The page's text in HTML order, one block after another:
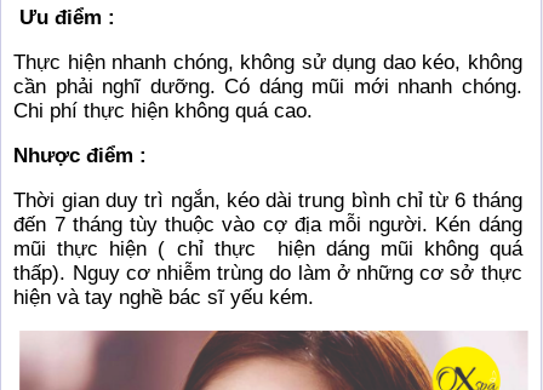
Ưu điểm :
Thực hiện nhanh chóng, không sử dụng dao kéo, không
cần phải nghĩ dưỡng. Có dáng mũi mới nhanh chóng.
Chi phí thực hiện không quá cao.
Nhược điểm :
Thời gian duy trì ngắn, kéo dài trung bình chỉ từ 6 tháng
đến 7 tháng tùy thuộc vào cợ địa mỗi người. Kén dáng
mũi thực hiện ( chỉ thực hiện dáng mũi không quá
thấp). Nguy cơ nhiễm trùng do làm ở những cơ sở thực
hiện và tay nghề bác sĩ yếu kém.